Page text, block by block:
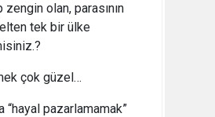
zengin olan, parasının
tek bir ülke
çok güzel…
“hayal pazarlamamak”